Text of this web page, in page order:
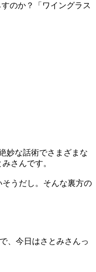
のか？「ワイングラス
妙な話術でさまざまな
さんです。
うだし。そんな裏方の
、今日はさとみさんっ